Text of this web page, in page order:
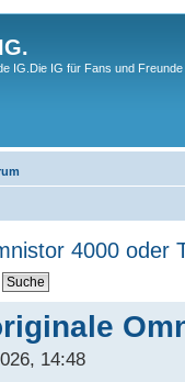
IG.Die IG für Fans und
4000 oder
14:48